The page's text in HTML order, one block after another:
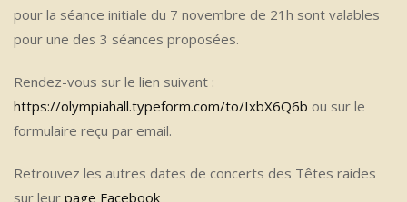
pour la séance initiale du 7 novembre de 21h sont valables
pour une des 3 séances proposées.
Rendez-vous sur le lien suivant :
https://olympiahall.typeform.com/to/IxbX6Q6b ou sur le
formulaire reçu par email.
Retrouvez les autres dates de concerts des Têtes raides
sur leur page Facebook